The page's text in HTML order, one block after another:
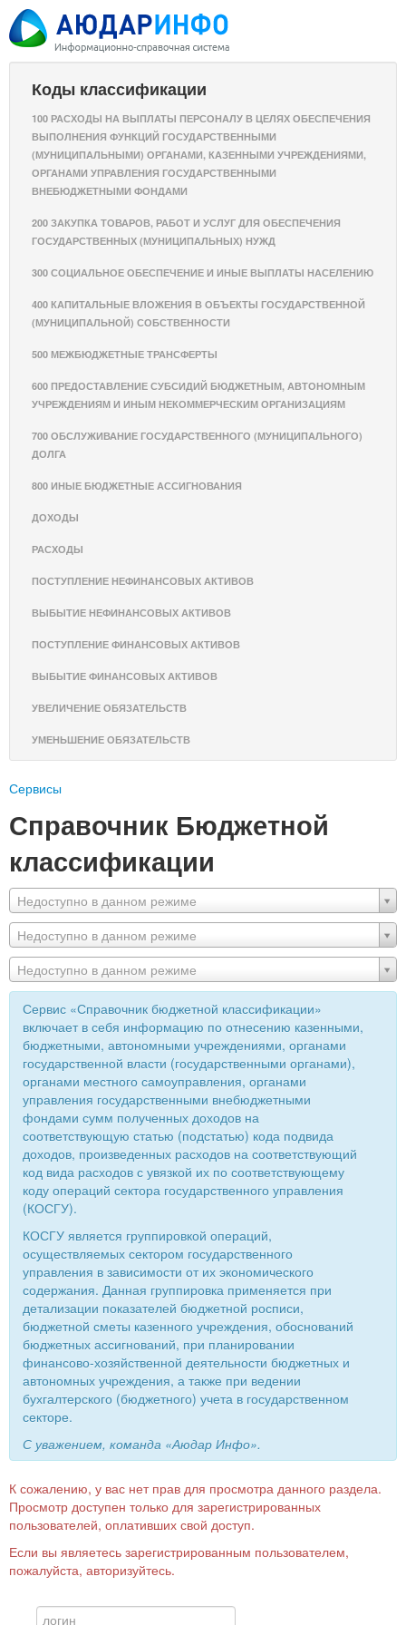
Коды классификации
100 РАСХОДЫ НА ВЫПЛАТЫ ПЕРСОНАЛУ В ЦЕЛЯХ ОБЕСПЕЧЕНИЯ
ВЫПОЛНЕНИЯ ФУНКЦИЙ ГОСУДАРСТВЕННЫМИ
(МУНИЦИПАЛЬНЫМИ) ОРГАНАМИ, КАЗЕННЫМИ УЧРЕЖДЕНИЯМИ,
ОРГАНАМИ УПРАВЛЕНИЯ ГОСУДАРСТВЕННЫМИ
ВНЕБЮДЖЕТНЫМИ ФОНДАМИ
200 ЗАКУПКА ТОВАРОВ, РАБОТ И УСЛУГ ДЛЯ ОБЕСПЕЧЕНИЯ
ГОСУДАРСТВЕННЫХ (МУНИЦИПАЛЬНЫХ) НУЖД
300 СОЦИАЛЬНОЕ ОБЕСПЕЧЕНИЕ И ИНЫЕ ВЫПЛАТЫ НАСЕЛЕНИЮ
400 КАПИТАЛЬНЫЕ ВЛОЖЕНИЯ В ОБЪЕКТЫ ГОСУДАРСТВЕННОЙ
(МУНИЦИПАЛЬНОЙ) СОБСТВЕННОСТИ
500 МЕЖБЮДЖЕТНЫЕ ТРАНСФЕРТЫ
600 ПРЕДОСТАВЛЕНИЕ СУБСИДИЙ БЮДЖЕТНЫМ, АВТОНОМНЫМ
УЧРЕЖДЕНИЯМ И ИНЫМ НЕКОММЕРЧЕСКИМ ОРГАНИЗАЦИЯМ
700 ОБСЛУЖИВАНИЕ ГОСУДАРСТВЕННОГО (МУНИЦИПАЛЬНОГО)
ДОЛГА
800 ИНЫЕ БЮДЖЕТНЫЕ АССИГНОВАНИЯ
ДОХОДЫ
РАСХОДЫ
ПОСТУПЛЕНИЕ НЕФИНАНСОВЫХ АКТИВОВ
ВЫБЫТИЕ НЕФИНАНСОВЫХ АКТИВОВ
ПОСТУПЛЕНИЕ ФИНАНСОВЫХ АКТИВОВ
ВЫБЫТИЕ ФИНАНСОВЫХ АКТИВОВ
УВЕЛИЧЕНИЕ ОБЯЗАТЕЛЬСТВ
УМЕНЬШЕНИЕ ОБЯЗАТЕЛЬСТВ
Сервисы
Справочник Бюджетной
классификации
Недоступно в данном режиме
Недоступно в данном режиме
Недоступно в данном режиме
Сервис «Справочник бюджетной классификации»
включает в себя информацию по отнесению казенными,
бюджетными, автономными учреждениями, органами
государственной власти (государственными органами),
органами местного самоуправления, органами
управления государственными внебюджетными
фондами сумм полученных доходов на
соответствующую статью (подстатью) кода подвида
доходов, произведенных расходов на соответствующий
код вида расходов с увязкой их по соответствующему
коду операций сектора государственного управления
(КОСГУ).
КОСГУ является группировкой операций,
осуществляемых сектором государственного
управления в зависимости от их экономического
содержания. Данная группировка применяется при
детализации показателей бюджетной росписи,
бюджетной сметы казенного учреждения, обоснований
бюджетных ассигнований, при планировании
финансово-хозяйственной деятельности бюджетных и
автономных учреждения, а также при ведении
бухгалтерского (бюджетного) учета в государственном
секторе.
С уважением, команда «Аюдар Инфо».
К сожалению, у вас нет прав для просмотра данного раздела.
Просмотр доступен только для зарегистрированных
пользователей, оплативших свой доступ.
Если вы являетесь зарегистрированным пользователем,
пожалуйста, авторизуйтесь.